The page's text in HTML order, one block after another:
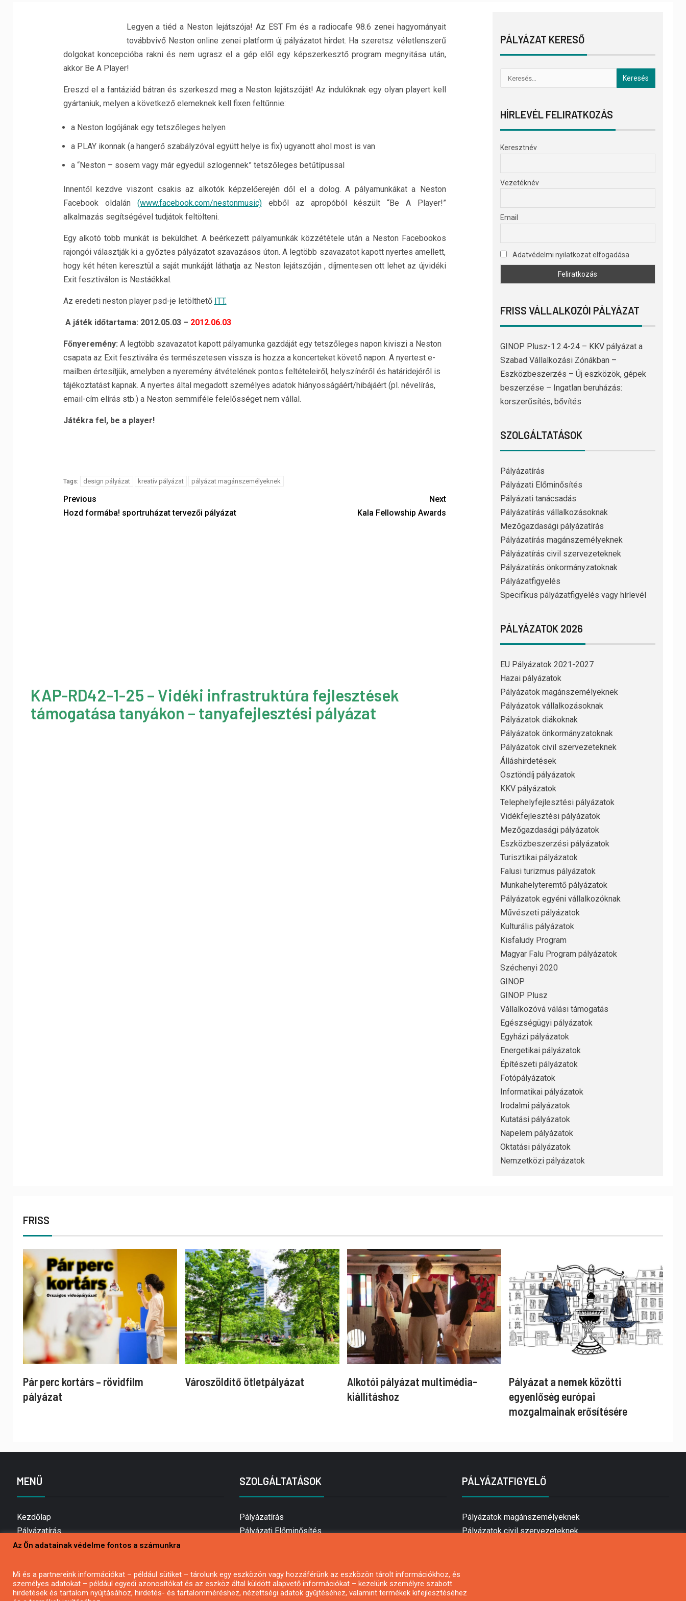
Legyen a tiéd a Neston lejátszója! Az EST Fm és a radiocafe 98.6 zenei hagyományait
továbbvivő Neston online zenei platform új pályázatot hirdet. Ha szeretsz véletlenszerű
dolgokat koncepcióba rakni és nem ugrasz el a gép elől egy képszerkesztő program megnyitása után,
akkor Be A Player!
Ereszd el a fantáziád bátran és szerkeszd meg a Neston lejátszóját! Az indulóknak egy olyan playert kell
gyártaniuk, melyen a következő elemeknek kell fixen feltűnnie:
a Neston logójának egy tetszőleges helyen
a PLAY ikonnak (a hangerő szabályzóval együtt helye is fix) ugyanott ahol most is van
a “Neston – sosem vagy már egyedül szlogennek” tetszőleges betűtípussal
Innentől kezdve viszont csakis az alkotók képzelőerején dől el a dolog. A pályamunkákat a Neston
Facebook oldalán (www.facebook.com/nestonmusic)ebből az apropóból készült “Be A Player!”
alkalmazás segítségével tudjátok feltölteni.
Egy alkotó több munkát is beküldhet. A beérkezett pályamunkák közzététele után a Neston Facebookos
rajongói választják ki a győztes pályázatot szavazásos úton. A legtöbb szavazatot kapott nyertes amellett,
hogy két héten keresztül a saját munkáját láthatja az Neston lejátszóján , díjmentesen ott lehet az újvidéki
Exit fesztiválon is Nestáékkal.
Az eredeti neston player psd-je letölthető ITT.
A játék időtartama: 2012.05.03 – 2012.06.03
Főnyeremény: A legtöbb szavazatot kapott pályamunka gazdáját egy tetszőleges napon kiviszi a Neston
csapata az Exit fesztiválra és természetesen vissza is hozza a koncerteket követő napon. A nyertest e-
mailben értesítjük, amelyben a nyeremény átvételének pontos feltételeiről, helyszínéről és határidejéről is
tájékoztatást kapnak. A nyertes által megadott személyes adatok hiányosságáért/hibájáért (pl. névelírás,
email-cím elírás stb.) a Neston semmiféle felelősséget nem vállal.
Játékra fel, be a player!
Tags: design pályázat kreatív pályázat pályázat magánszemélyeknek
Previous
Hozd formába! sportruházat tervezői pályázat
Next
Kala Fellowship Awards
KAP-RD42-1-25 – Vidéki infrastruktúra fejlesztések
támogatása tanyákon – tanyafejlesztési pályázat
PÁLYÁZAT KERESŐ
HÍRLEVÉL FELIRATKOZÁS
Keresztnév
Vezetéknév
Email
Adatvédelmi nyilatkozat elfogadása
FRISS VÁLLALKOZÓI PÁLYÁZAT
GINOP Plusz-1.2.4-24 – KKV pályázat a
Szabad Vállalkozási Zónákban –
Eszközbeszerzés – Új eszközök, gépek
beszerzése – Ingatlan beruházás:
korszerűsítés, bővítés
SZOLGÁLTATÁSOK
Pályázatírás
Pályázati Előminősítés
Pályázati tanácsadás
Pályázatírás vállalkozásoknak
Mezőgazdasági pályázatírás
Pályázatírás magánszemélyeknek
Pályázatírás civil szervezeteknek
Pályázatírás önkormányzatoknak
Pályázatfigyelés
Specifikus pályázatfigyelés vagy hírlevél
PÁLYÁZATOK 2026
EU Pályázatok 2021-2027
Hazai pályázatok
Pályázatok magánszemélyeknek
Pályázatok vállalkozásoknak
Pályázatok diákoknak
Pályázatok önkormányzatoknak
Pályázatok civil szervezeteknek
Álláshirdetések
Ösztöndíj pályázatok
KKV pályázatok
Telephelyfejlesztési pályázatok
Vidékfejlesztési pályázatok
Mezőgazdasági pályázatok
Eszközbeszerzési pályázatok
Turisztikai pályázatok
Falusi turizmus pályázatok
Munkahelyteremtő pályázatok
Pályázatok egyéni vállalkozóknak
Művészeti pályázatok
Kulturális pályázatok
Kisfaludy Program
Magyar Falu Program pályázatok
Széchenyi 2020
GINOP
GINOP Plusz
Vállalkozóvá válási támogatás
Egészségügyi pályázatok
Egyházi pályázatok
Energetikai pályázatok
Építészeti pályázatok
Fotópályázatok
Informatikai pályázatok
Irodalmi pályázatok
Kutatási pályázatok
Napelem pályázatok
Oktatási pályázatok
Nemzetközi pályázatok
FRISS
Pár perc kortárs – rövidfilm
pályázat
Városzöldítő ötletpályázat
Alkotói pályázat multimédia-
kiállításhoz
Pályázat a nemek közötti
egyenlőség európai
mozgalmainak erősítésére
MENÜ
Kezdőlap
Pályázatírás
Bemutatkozás
Hírlevél feliratkozás
Impresszum
SZOLGÁLTATÁSOK
Pályázatírás
Pályázati Előminősítés
Mezőgazdasági pályázatírás
Pályázatírás magánszemélyeknek
PÁLYÁZATFIGYELŐ
Pályázatok magánszemélyeknek
Pályázatok civil szervezeteknek
Az Ön adatainak védelme fontos a számunkra
Mi és a partnereink információkat – például sütiket – tárolunk egy eszközön vagy hozzáférünk az eszközön tárolt információkhoz, és
személyes adatokat – például egyedi azonosítókat és az eszköz által küldött alapvető információkat – kezelünk személyre szabott
hirdetések és tartalom nyújtásához, hirdetés- és tartalomméréshez, nézettségi adatok gyűjtéséhez, valamint termékek kifejlesztéséhez